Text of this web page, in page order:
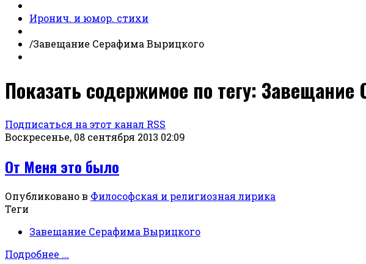
Иронич. и юмор. стихи
/Завещание Серафима Вырицкого
Показать содержимое по тегу:
Подписаться на этот канал RSS
Воскресенье, 08 сентября 2013 02:09
От Меня это было
Опубликовано в Философская и религиозная лирика
Теги
Завещание Серафима Вырицкого
Подробнее ...